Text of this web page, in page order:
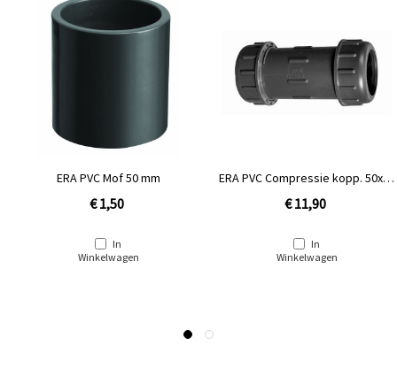
ERA PVC Mof 50 mm
€ 1,50
In
Winkelwagen
ERA PVC Compressie kopp. 50x50
€ 11,90
In
Winkelwagen